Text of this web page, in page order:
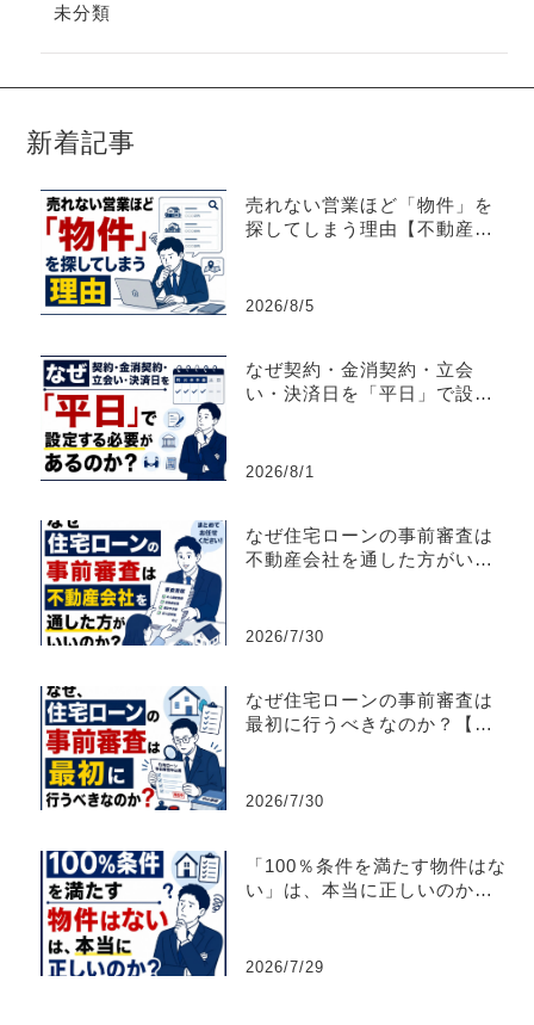
未分類
新着記事
売れない営業ほど「物件」を
探してしまう理由【不動産売
2026/8/5
なぜ契約・金消契約・立会
い・決済日を「平日」で設定
2026/8/1
なぜ住宅ローンの事前審査は
不動産会社を通した方がいい
2026/7/30
なぜ住宅ローンの事前審査は
最初に行うべきなのか？【不
2026/7/30
「100％条件を満たす物件はな
い」は、本当に正しいのか？
2026/7/29